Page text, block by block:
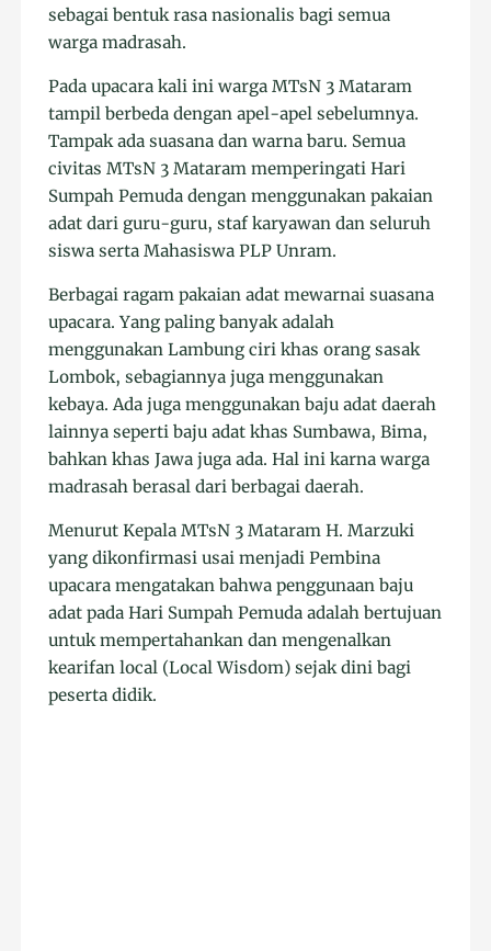
sebagai bentuk rasa nasionalis bagi semua
warga madrasah.
Pada upacara kali ini warga MTsN 3 Mataram
tampil berbeda dengan apel-apel sebelumnya.
Tampak ada suasana dan warna baru. Semua
civitas MTsN 3 Mataram memperingati Hari
Sumpah Pemuda dengan menggunakan pakaian
adat dari guru-guru, staf karyawan dan seluruh
siswa serta Mahasiswa PLP Unram.
Berbagai ragam pakaian adat mewarnai suasana
upacara. Yang paling banyak adalah
menggunakan Lambung ciri khas orang sasak
Lombok, sebagiannya juga menggunakan
kebaya. Ada juga menggunakan baju adat daerah
lainnya seperti baju adat khas Sumbawa, Bima,
bahkan khas Jawa juga ada. Hal ini karna warga
madrasah berasal dari berbagai daerah.
Menurut Kepala MTsN 3 Mataram H. Marzuki
yang dikonfirmasi usai menjadi Pembina
upacara mengatakan bahwa penggunaan baju
adat pada Hari Sumpah Pemuda adalah bertujuan
untuk mempertahankan dan mengenalkan
kearifan local (Local Wisdom) sejak dini bagi
peserta didik.